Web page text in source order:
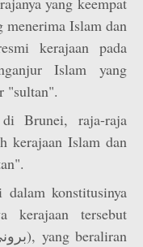
menerima Islam dan
kerajaan pada
Islam yang
"sultan".
Brunei, raja-raja
kerajaan Islam dan
konstitusinya
kerajaan tersebut
adalah negara Islam (برونى دارالسلام), yang beraliran